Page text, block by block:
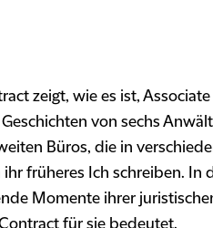
zeigt, wie es ist,
von sechs
Büros, die in
ihr früheres Ich schreiben. In
Momente ihrer